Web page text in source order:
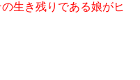
の生き残りである娘がヒ